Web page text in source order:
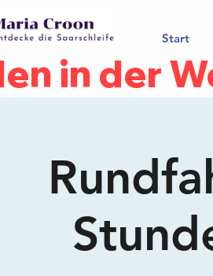
Start
in der